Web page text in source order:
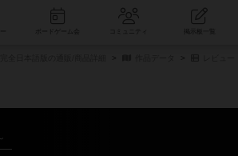
コミュニティ